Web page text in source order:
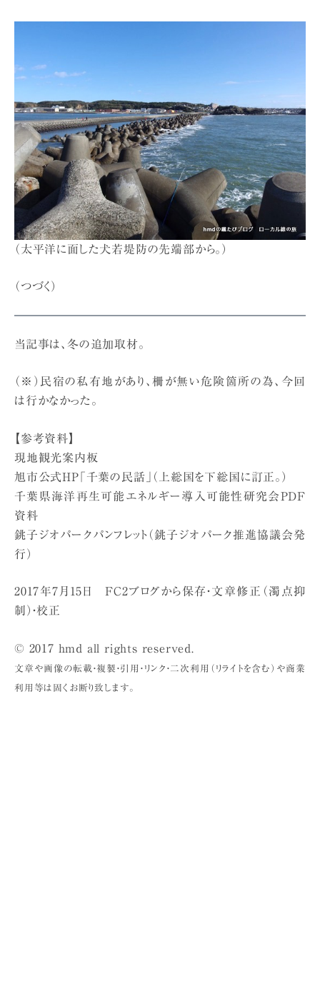
（太平洋に面した犬若堤防の先端部から。）
（つづく）
当記事は、冬の追加取材。
（※）民宿の私有地があり、柵が無い危険箇所の為、今回
は行かなかった。
【参考資料】
現地観光案内板
旭市公式HP「千葉の民話」（上総国を下総国に訂正。）
千葉県海洋再生可能エネルギー導入可能性研究会PDF
資料
銚子ジオパークパンフレット（銚子ジオパーク推進協議会発
行）
2017年7月15日 FC2ブログから保存・文章修正（濁点抑
制）・校正
© 2017 hmd all rights reserved.
文章や画像の転載・複製・引用・リンク・二次利用（リライトを含む）や商業
利用等は固くお断り致します。